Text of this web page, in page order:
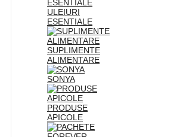
ULEIURI
ESENTIALE
SUPLIMENTE
ALIMENTARE
SONYA
PRODUSE
APICOLE